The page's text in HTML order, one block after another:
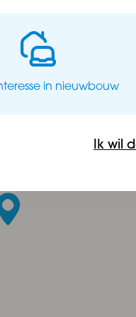
zal er een
in nieuwbouw
Ik wil